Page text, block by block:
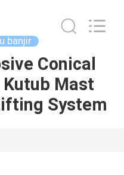
banjir
Conical
Mast
System